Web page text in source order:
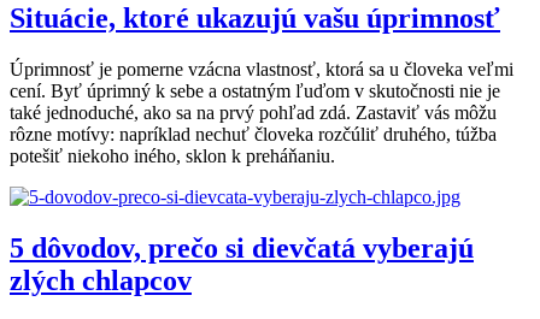
Situácie, ktoré ukazujú vašu úprimnosť
Úprimnosť je pomerne vzácna vlastnosť, ktorá sa u človeka veľmi
cení. Byť úprimný k sebe a ostatným ľuďom v skutočnosti nie je
také jednoduché, ako sa na prvý pohľad zdá. Zastaviť vás môžu
rôzne motívy: napríklad nechuť človeka rozčúliť druhého, túžba
potešiť niekoho iného, sklon k preháňaniu.
5 dôvodov, prečo si dievčatá vyberajú
zlých chlapcov